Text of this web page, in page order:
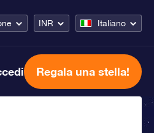
INR Italiano
Regala una stella!